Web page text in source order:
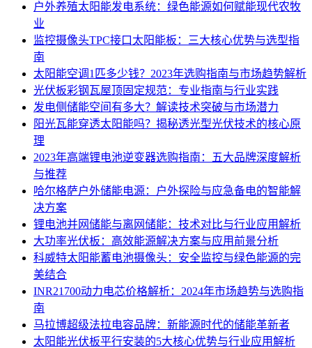
户外养殖太阳能发电系统：绿色能源如何赋能现代农牧
业
监控摄像头TPC接口太阳能板：三大核心优势与选型指
南
太阳能空调1匹多少钱？2023年选购指南与市场趋势解析
光伏板彩钢瓦屋顶固定规范：专业指南与行业实践
发电侧储能空间有多大？解读技术突破与市场潜力
阳光瓦能穿透太阳能吗？揭秘透光型光伏技术的核心原
理
2023年高端锂电池逆变器选购指南：五大品牌深度解析
与推荐
哈尔格萨户外储能电源：户外探险与应急备电的智能解
决方案
锂电池并网储能与离网储能：技术对比与行业应用解析
大功率光伏板：高效能源解决方案与应用前景分析
科威特太阳能蓄电池摄像头：安全监控与绿色能源的完
美结合
INR21700动力电芯价格解析：2024年市场趋势与选购指
南
马拉博超级法拉电容品牌：新能源时代的储能革新者
太阳能光伏板平行安装的5大核心优势与行业应用解析